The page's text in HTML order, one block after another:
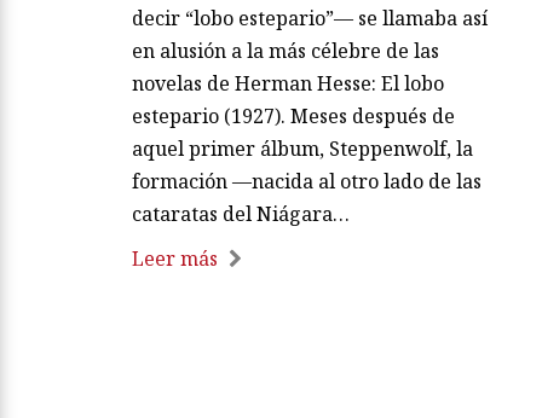
decir “lobo estepario”— se llamaba así
en alusión a la más célebre de las
novelas de Herman Hesse: El lobo
estepario (1927). Meses después de
aquel primer álbum, Steppenwolf, la
formación —nacida al otro lado de las
cataratas del Niágara…
Leer más